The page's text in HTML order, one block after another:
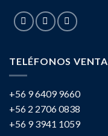
TELÉFONOS
+56 9 6409 9660
+56 2 2706 0838
+56 9 3941 1059